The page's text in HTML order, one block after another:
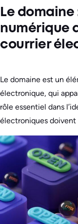
Le
numérique
courrier
Le domaine est un
électronique, qui
rôle essentiel dans
électroniques